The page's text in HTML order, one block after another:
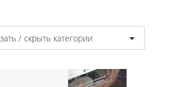
/ скрыть категории